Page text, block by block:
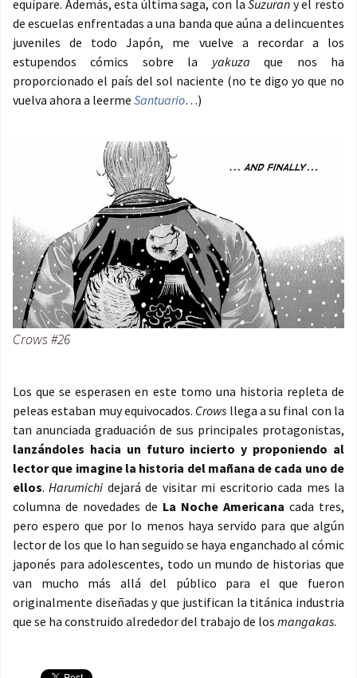
equipare. Además, esta última saga, con laSuzuran y el resto
de escuelas enfrentadas a una banda que aúna a delincuentes
juveniles de todo Japón, me vuelve a recordar a los
estupendos cómics sobre la yakuza que nos ha
proporcionado el país del sol naciente (no te digo yo que no
vuelva ahora a leerme Santuario…)
Crows #26
Los que se esperasen en este tomo una historia repleta de
peleas estaban muy equivocados. Crows llega a su final con la
tan anunciada graduación de sus principales protagonistas,
lanzándoles hacia un futuro incierto y proponiendo al
lector que imagine la historia del mañana de cada uno de
ellos.Harumichi dejará de visitar mi escritorio cada mes la
columna de novedades de La Noche Americana cada tres,
pero espero que por lo menos haya servido para que algún
lector de los que lo han seguido se haya enganchado al cómic
japonés para adolescentes, todo un mundo de historias que
van mucho más allá del público para el que fueron
originalmente diseñadas y que justifican la titánica industria
que se ha construido alrededor del trabajo de los mangakas.